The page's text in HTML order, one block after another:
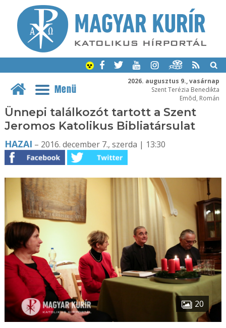
2026. augusztus 9., vasárnap
Szent Terézia Benedikta
Emõd, Román
Menü
Ünnepi találkozót tartott a Szent
Jeromos Katolikus Bibliatársulat
HAZAI – 2016. december 7., szerda | 13:30
20